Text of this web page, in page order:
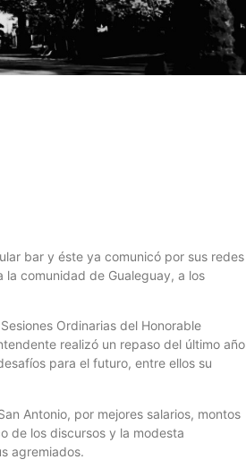
bar y éste ya comunicó por sus redes
comunidad de Gualeguay, a los
Ordinarias del Honorable
realizó un repaso del último año
para el futuro, entre ellos su
Antonio, por mejores salarios, montos
de los discursos y la modesta
agremiados.